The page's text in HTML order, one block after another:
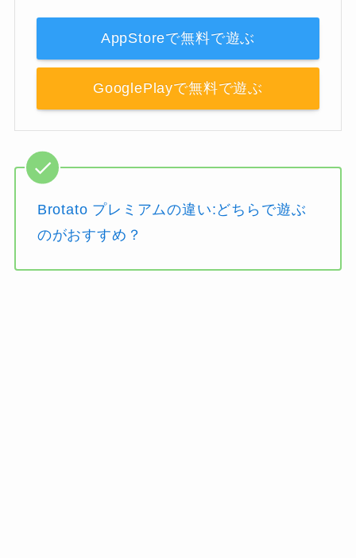
AppStoreで無料で遊ぶ
GooglePlayで無料で遊ぶ
Brotato プレミアムの違い:どちらで遊ぶ
のがおすすめ？